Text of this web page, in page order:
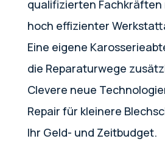
qualifizierten Fachkräften
hoch effizienter
Eine eigene
die Reparaturwege
Clevere neue
Repair für kleinere
Ihr Geld- und Zeitbudget.